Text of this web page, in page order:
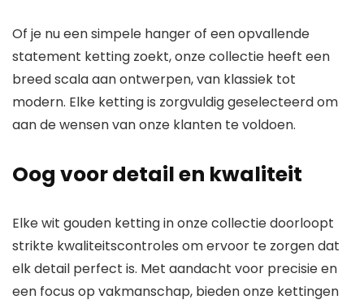
Of je nu een simpele hanger of een opvallende
statement ketting zoekt, onze collectie heeft een
breed scala aan ontwerpen, van klassiek tot
modern. Elke ketting is zorgvuldig geselecteerd om
aan de wensen van onze klanten te voldoen.
Oog voor detail en kwaliteit
Elke wit gouden ketting in onze collectie doorloopt
strikte kwaliteitscontroles om ervoor te zorgen dat
elk detail perfect is. Met aandacht voor precisie en
een focus op vakmanschap, bieden onze kettingen